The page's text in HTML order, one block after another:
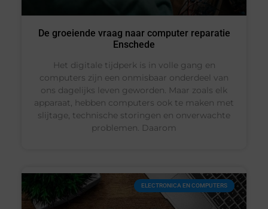
De groeiende vraag naar computer reparatie
Enschede
Het digitale tijdperk is in volle gang en
computers zijn een onmisbaar onderdeel van
ons dagelijks leven geworden. Maar zoals elk
apparaat, hebben computers ook te maken met
slijtage, technische storingen en onverwachte
problemen. Daarom
ELECTRONICA EN COMPUTERS